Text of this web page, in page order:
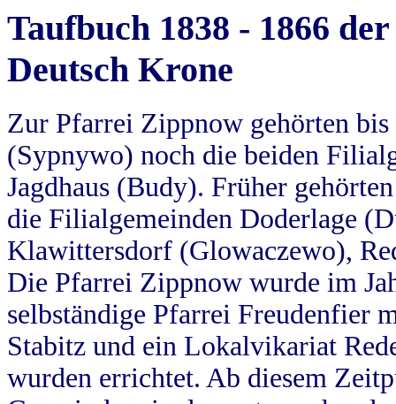
Taufbuch 1838 - 1866
Deutsch Krone
Zur Pfarrei Zippnow gehörten
(Sypnywo) noch die beiden
Jagdhaus (Budy). Früher
die Filialgemeinden Doderlage
Klawittersdorf (Glowaczewo),
Die Pfarrei Zippnow wurde im
selbständige Pfarrei Freudenfier
Stabitz und ein Lokalvikariat
wurden errichtet. Ab diesem